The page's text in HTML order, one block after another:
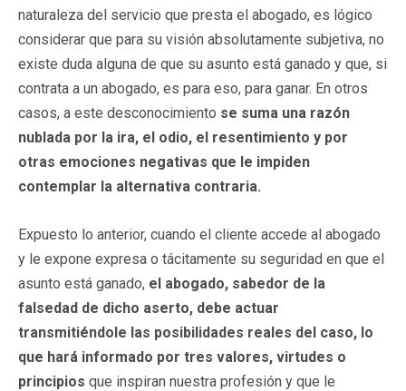
naturaleza del servicio que presta el abogado, es lógico
considerar que para su visión absolutamente subjetiva, no
existe duda alguna de que su asunto está ganado y que, si
contrata a un abogado, es para eso, para ganar. En otros
casos, a este desconocimiento se suma una razón
nublada por la ira, el odio, el resentimiento y por
otras emociones negativas que le impiden
contemplar la alternativa contraria.
Expuesto lo anterior, cuando el cliente accede al abogado
y le expone expresa o tácitamente su seguridad en que el
asunto está ganado, el abogado, sabedor de la
falsedad de dicho aserto, debe actuar
transmitiéndole las posibilidades reales del caso, lo
que hará informado por tres valores, virtudes o
principios que inspiran nuestra profesión y que le